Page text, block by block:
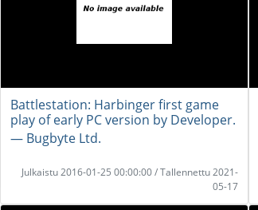
Battlestation: Harbinger first game
play of early PC version by Developer.
― Bugbyte Ltd.
Julkaistu 2016-01-25 00:00:00 / Tallennettu 2021-
05-17